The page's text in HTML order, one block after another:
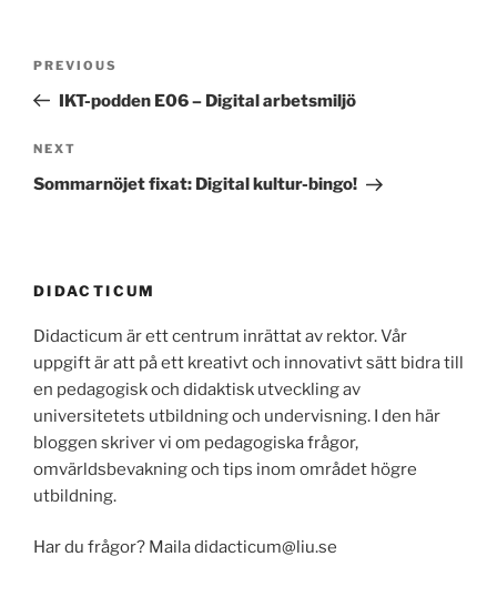
Previous
Post
PREVIOUS
IKT-podden E06 – Digital arbetsmiljö
Next
Post
NEXT
Sommarnöjet fixat: Digital kultur-bingo!
DIDACTICUM
Didacticum är ett centrum inrättat av rektor. Vår
uppgift är att på ett kreativt och innovativt sätt bidra till
en pedagogisk och didaktisk utveckling av
universitetets utbildning och undervisning. I den här
bloggen skriver vi om pedagogiska frågor,
omvärldsbevakning och tips inom området högre
utbildning.
Har du frågor? Maila didacticum@liu.se